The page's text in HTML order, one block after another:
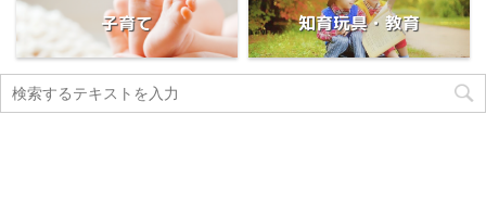
子育て 知育玩具・教育